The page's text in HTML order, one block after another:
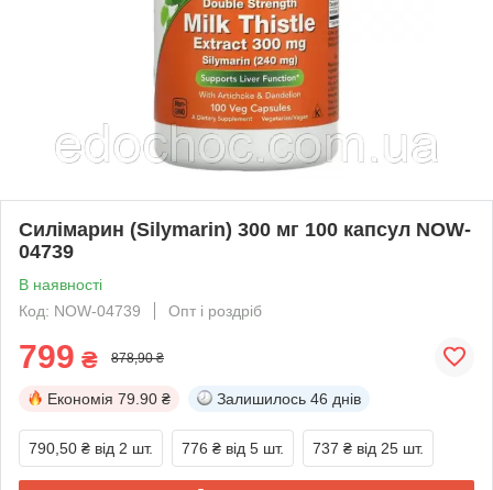
Силімарин (Silymarin) 300 мг 100 капсул NOW-
04739
В наявності
Код: NOW-04739
Опт і роздріб
799 ₴ 878,90 ₴
Економія 79.90 ₴ Залишилось 46 днів
790,50 ₴ від 2 шт. 776 ₴ від 5 шт. 737 ₴ від 25 шт.